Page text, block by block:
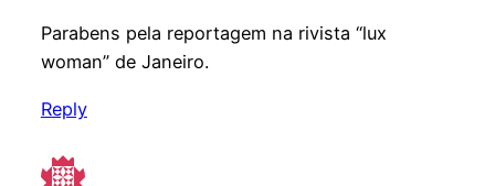
Parabens pela reportagem na rivista “lux
woman” de Janeiro.
Reply